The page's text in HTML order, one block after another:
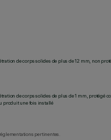
de corps solides de plus de 12 mm, non
de corps solides de plus de 1 mm, protégé
produit une fois installé
pertinentes.